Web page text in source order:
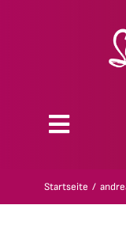
Toggle
Startseite